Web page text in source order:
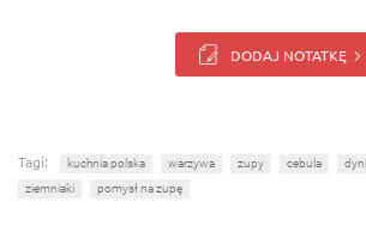
DODAJ NOTATKĘ
Tagi: kuchnia polska warzywa zupy cebula
ziemniaki
pomysł na zupę